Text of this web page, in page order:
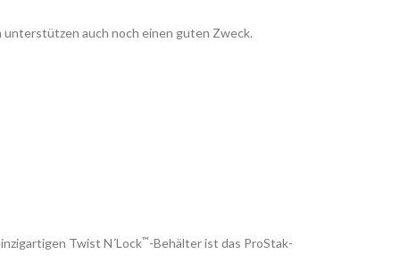
unterstützen auch noch einen guten Zweck.
Twist N´Lock™-Behälter ist das ProStak-